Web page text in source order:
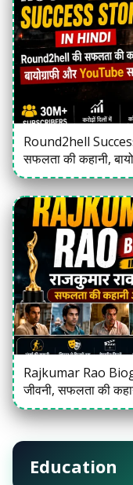
Round2hell
सफलता की कहानी,
Rajkumar Rao
जीवनी, सफलता की
Education